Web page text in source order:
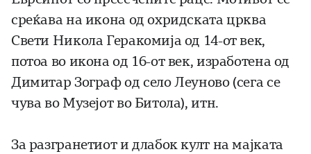
среќава на икона од охридската црква
Свети Никола Геракомија од 14-от век,
потоа во икона од 16-от век, изработена од
Димитар Зограф од село Леуново (сега се
чува во Музејот во Битола), итн.
За разгранетиот и длабок култ на мајката